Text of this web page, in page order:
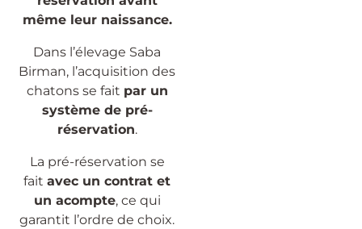
même leur naissance.
Dans l’élevage Saba
Birman, l’acquisition des
chatons se fait par un
système de pré-
réservation.
La pré-réservation se
faitavec un contrat et
un acompte, ce qui
garantit l’ordre de choix.